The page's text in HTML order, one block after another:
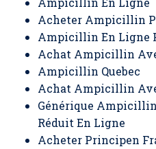
Acheter Ampicillin
Ampicillin En Ligne
Achat Ampicillin
Ampicillin Quebec
Achat Ampicillin
Générique
Réduit En Ligne
Acheter Principen